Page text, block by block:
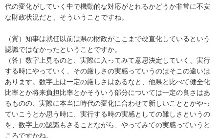
代の変化がしていく中で機動的な対応がとれるかどうか非常に不安
な財政状況だと、そういうことですね。
（質）知事は就任以前は県の財政がここまで硬直化しているという
認識ではなかったということですか。
（答）数字上見るのと、実際に入ってみて意思決定していく、実行
する時にやっていく、その厳しさの実感っていうのはそこの違いは
あります。数字上は一定の厳しさはあるなと、他県と比べて健全化
比率とか将来負担比率とかそういう部分については一定の良さはあ
るものの、実際に本当に時代の変化に合わせて新しいこととかやっ
ていこうとか思う時に、実行する時の実感としての難しさというの
を、数字上の認識もさることながら、やってみての実感っていうと
ころですかね。